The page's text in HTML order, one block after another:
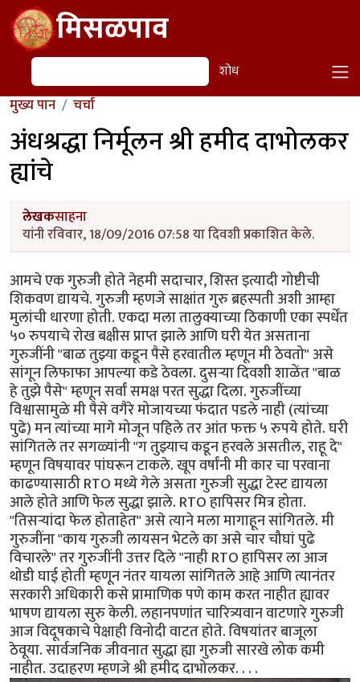
Skip to main contentमिसळपाव
शोध शोध
मुख्य पान चर्चा
अंधश्रद्धा निर्मूलन श्री हमीद दाभोलकर
ह्यांचे
लेखकसाहना
यांनी रविवार, 18/09/2016 07:58 या दिवशी प्रकाशित केले.
आमचे एक गुरुजी होते नेहमी सदाचार, शिस्त इत्यादी गोष्टीची
शिकवण द्यायचे. गुरुजी म्हणजे साक्षांत गुरु ब्रहस्पती अशी आम्हा
मुलांची धारणा होती. एकदा मला तालुक्याच्या ठिकाणी एका स्पर्धेंत
५० रुपयाचे रोख बक्षीस प्राप्त झाले आणि घरी येत असताना
गुरुजींनी "बाळ तुझ्या कडून पैसे हरवातील म्हणून मी ठेवतो" असे
सांगून लिफाफा आपल्या कडे ठेवला. दुसऱ्या दिवशी शाळेंत "बाळ
हे तुझे पैसे" म्हणून सर्वां समक्ष परत सुद्धा दिला. गुरुजींच्या
विश्वासामुळे मी पैसे वगैरे मोजायच्या फंदात पडले नाही (त्यांच्या
पुढे) मन त्यांच्या मागे मोजून पहिले तर आंत फक्त ५ रुपये होते. घरी
सांगितले तर सगळ्यांनी "ग तुझ्याच कडून हरवले असतील, राहू दे"
म्हणून विषयावर पांघरून टाकले. खूप वर्षांनी मी कार चा परवाना
काढण्यासाठी RTO मध्ये गेले असता गुरुजी सुद्धा टेस्ट द्यायला
आले होते आणि फेल सुद्धा झाले. RTO हापिसर मित्र होता.
"तिसऱ्यांदा फेल होताहेत" असे त्याने मला मागाहून सांगितले. मी
गुरुजींना "काय गुरुजी लायसन भेटले का असे चार चौघां पुढे
विचारले" तर गुरुजींनी उत्तर दिले "नाही RTO हापिसर ला आज
थोडी घाई होती म्हणून नंतर यायला सांगितले आहे आणि त्यानंतर
सरकारी अधिकारी कसे प्रामाणिक पणे काम करत नाहीत ह्यावर
भाषण द्यायला सुरु केली. लहानपणांत चारित्र्यवान वाटणारे गुरुजी
आज विदूषकाचे पेक्षाही विनोदी वाटत होते. विषयांतर बाजूला
ठेवूया. सार्वजनिक जीवनात सुद्धा ह्या गुरुजी सारखे लोक कमी
नाहीत. उदाहरण म्हणजे श्री हमीद दाभोलकर. . . .